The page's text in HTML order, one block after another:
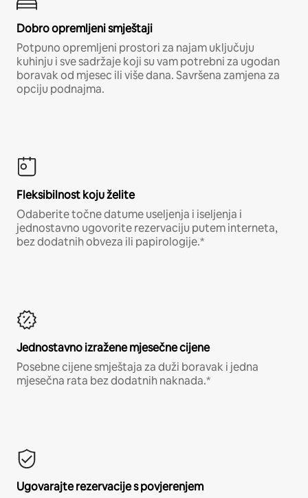
Dobro opremljeni smještaji
Potpuno opremljeni prostori za najam uključuju
kuhinju i sve sadržaje koji su vam potrebni za ugodan
boravak od mjesec ili više dana. Savršena zamjena za
opciju podnajma.
Fleksibilnost koju želite
Odaberite točne datume useljenja i iseljenja i
jednostavno ugovorite rezervaciju putem interneta,
bez dodatnih obveza ili papirologije.*
Jednostavno izražene mjesečne cijene
Posebne cijene smještaja za duži boravak i jedna
mjesečna rata bez dodatnih naknada.*
Ugovarajte rezervacije s povjerenjem